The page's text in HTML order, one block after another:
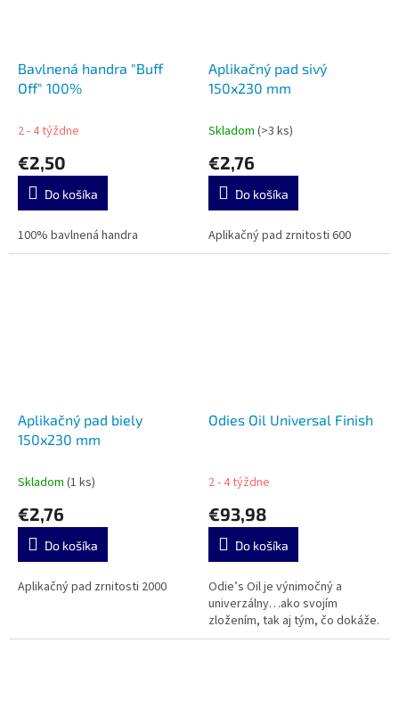
Bavlnená handra "Buff
Off" 100%
2 - 4 týždne
€2,50
Do košíka
100% bavlnená handra
Aplikačný pad sivý
150x230 mm
Skladom (>3 ks)
€2,76
Do košíka
Aplikačný pad zrnitosti 600
Aplikačný pad biely
150x230 mm
Skladom (1 ks)
€2,76
Do košíka
Aplikačný pad zrnitosti 2000
Odies Oil Universal Finish
2 - 4 týždne
€93,98
Do košíka
Odie’s Oil je výnimočný a
univerzálny…ako svojím
zložením, tak aj tým, čo dokáže.